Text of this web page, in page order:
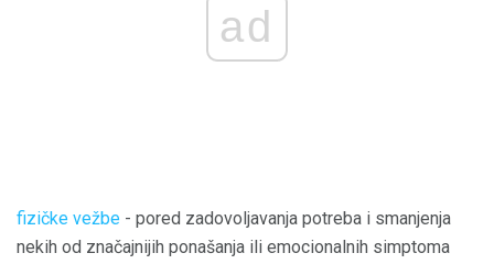
ad
fizičke vežbe - pored zadovoljavanja potreba i smanjenja
nekih od značajnijih ponašanja ili emocionalnih simptoma